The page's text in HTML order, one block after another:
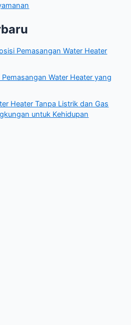
Pemasangan Water Heater
Pemasangan Water Heater yang
Heater Tanpa Listrik dan Gas
untuk Kehidupan